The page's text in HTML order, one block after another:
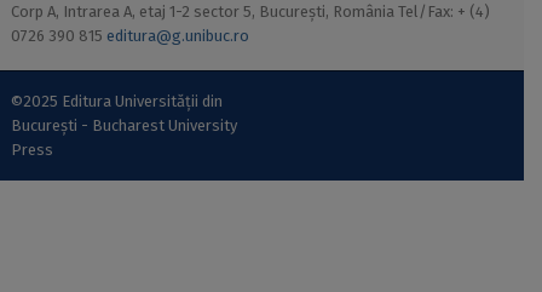
Corp A, Intrarea A, etaj 1-2 sector 5, București, România Tel/Fax: + (4)
0726 390 815 editura@g.unibuc.ro
©2025 Editura Universității din
București - Bucharest University
Press